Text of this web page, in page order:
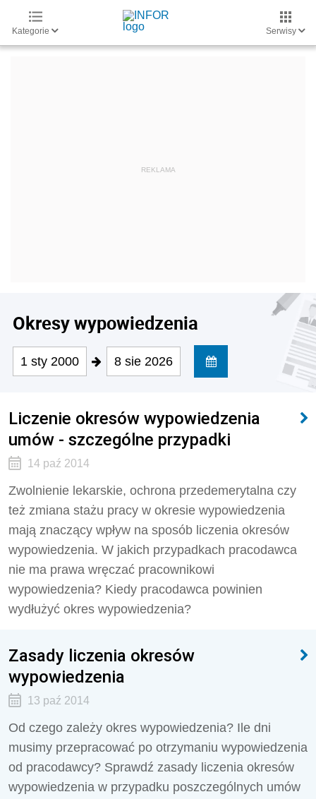
Kategorie Serwisy
Okresy wypowiedzenia
1 sty 2000 8 sie 2026
Liczenie okresów wypowiedzenia
umów - szczególne przypadki
14 paź 2014
Zwolnienie lekarskie, ochrona przedemerytalna czy
też zmiana stażu pracy w okresie wypowiedzenia
mają znaczący wpływ na sposób liczenia okresów
wypowiedzenia. W jakich przypadkach pracodawca
nie ma prawa wręczać pracownikowi
wypowiedzenia? Kiedy pracodawca powinien
wydłużyć okres wypowiedzenia?
Zasady liczenia okresów
wypowiedzenia
13 paź 2014
Od czego zależy okres wypowiedzenia? Ile dni
musimy przepracować po otrzymaniu wypowiedzenia
od pracodawcy? Sprawdź zasady liczenia okresów
wypowiedzenia w przypadku poszczególnych umów